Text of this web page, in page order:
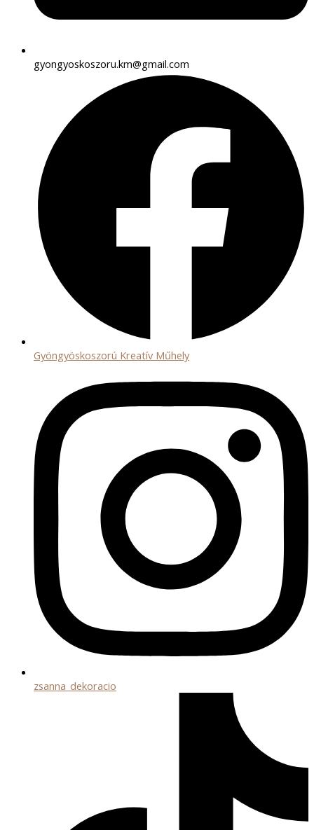
gyongyoskoszoru.km@gmail.com
Gyöngyöskoszorú Kreatív Műhely
zsanna_dekoracio